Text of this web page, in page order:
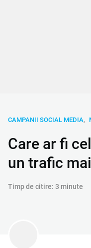
CAMPANII SOCIAL MEDIA
Care ar fi
un trafic
Timp de citire: 3 minute